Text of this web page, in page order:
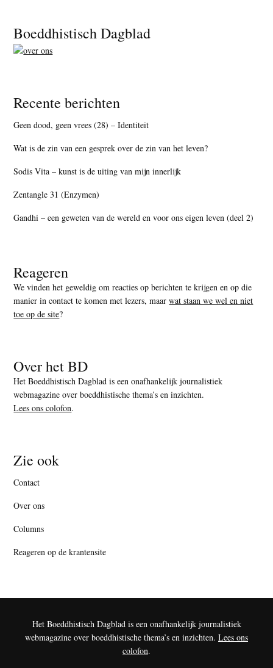
Footer
Boeddhistisch Dagblad
Recente berichten
Geen dood, geen vrees (28) – Identiteit
Wat is de zin van een gesprek over de zin van het leven?
Sodis Vita – kunst is de uiting van mijn innerlijk
Zentangle 31 (Enzymen)
Gandhi – een geweten van de wereld en voor ons eigen leven (deel 2)
Reageren
We vinden het geweldig om reacties op berichten te krijgen en op die
manier in contact te komen met lezers, maarwat staan we wel en niet
toe op de site?
Over het BD
Het Boeddhistisch Dagblad is een onafhankelijk journalistiek
webmagazine over boeddhistische thema’s en inzichten.
Lees ons colofon.
Zie ook
Contact
Over ons
Columns
Reageren op de krantensite
Het Boeddhistisch Dagblad is een onafhankelijk journalistiek
webmagazine over boeddhistische thema’s en inzichten. Lees ons
colofon.